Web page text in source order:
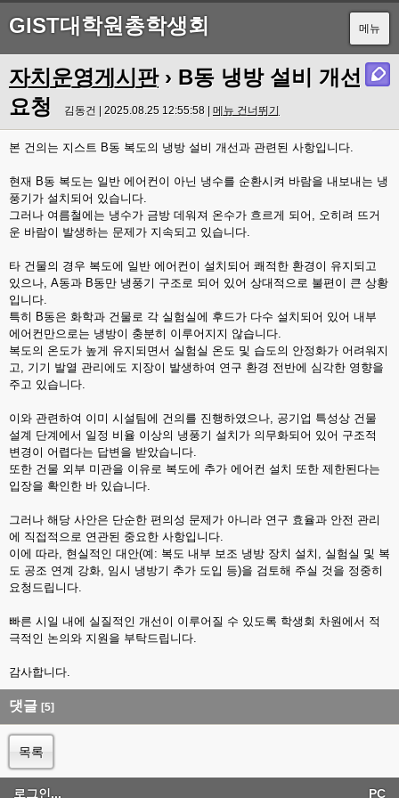
GIST대학원총학생회 메뉴
자치운영게시판› B동 냉방 설비 개선
요청
김동건 | 2025.08.25 12:55:58 | 메뉴 건너뛰기
본 건의는 지스트 B동 복도의 냉방 설비 개선과 관련된 사항입니다.
현재 B동 복도는 일반 에어컨이 아닌 냉수를 순환시켜 바람을 내보내는 냉
풍기가 설치되어 있습니다.
그러나 여름철에는 냉수가 금방 데워져 온수가 흐르게 되어, 오히려 뜨거
운 바람이 발생하는 문제가 지속되고 있습니다.
타 건물의 경우 복도에 일반 에어컨이 설치되어 쾌적한 환경이 유지되고
있으나, A동과 B동만 냉풍기 구조로 되어 있어 상대적으로 불편이 큰 상황
입니다.
특히 B동은 화학과 건물로 각 실험실에 후드가 다수 설치되어 있어 내부
에어컨만으로는 냉방이 충분히 이루어지지 않습니다.
복도의 온도가 높게 유지되면서 실험실 온도 및 습도의 안정화가 어려워지
고, 기기 발열 관리에도 지장이 발생하여 연구 환경 전반에 심각한 영향을
주고 있습니다.
이와 관련하여 이미 시설팀에 건의를 진행하였으나, 공기업 특성상 건물
설계 단계에서 일정 비율 이상의 냉풍기 설치가 의무화되어 있어 구조적
변경이 어렵다는 답변을 받았습니다.
또한 건물 외부 미관을 이유로 복도에 추가 에어컨 설치 또한 제한된다는
입장을 확인한 바 있습니다.
그러나 해당 사안은 단순한 편의성 문제가 아니라 연구 효율과 안전 관리
에 직접적으로 연관된 중요한 사항입니다.
이에 따라, 현실적인 대안(예: 복도 내부 보조 냉방 장치 설치, 실험실 및 복
도 공조 연계 강화, 임시 냉방기 추가 도입 등)을 검토해 주실 것을 정중히
요청드립니다.
빠른 시일 내에 실질적인 개선이 이루어질 수 있도록 학생회 차원에서 적
극적인 논의와 지원을 부탁드립니다.
감사합니다.
댓글 [5]
목록
로그인... PC